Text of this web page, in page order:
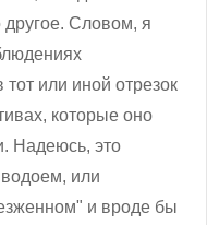
Словом, я
или иной отрезок
которые оно
Надеюсь, это
или
и вроде бы